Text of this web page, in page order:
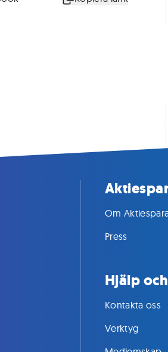
Om
Press
Hjälp
Kontakta oss
Verktyg